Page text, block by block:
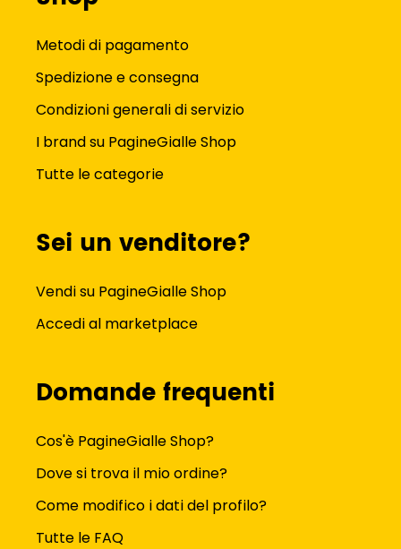
Metodi di pagamento
Spedizione e consegna
Condizioni generali di servizio
I brand su PagineGialle Shop
Tutte le categorie
Sei un venditore?
Vendi su PagineGialle Shop
Accedi al marketplace
Domande frequenti
Cos'è PagineGialle Shop?
Dove si trova il mio ordine?
Come modifico i dati del profilo?
Tutte le FAQ